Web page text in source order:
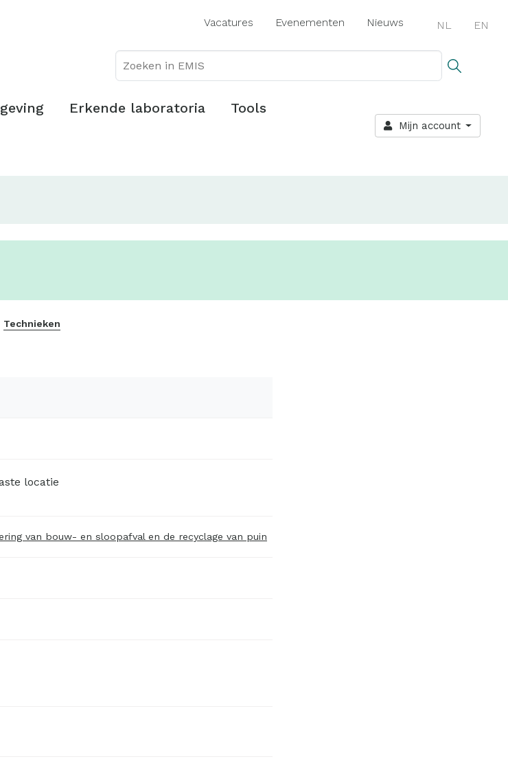
Vacatures Evenementen Nieuws NL EN
Erkende laboratoria Tools
Mijn account
Technieken
locatie
van bouw- en sloopafval en de recyclage van puin